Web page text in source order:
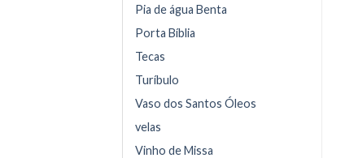
Pia de água Benta
Porta Bíblia
Tecas
Turíbulo
Vaso dos Santos Óleos
velas
Vinho de Missa